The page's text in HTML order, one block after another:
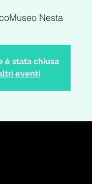
Nesta
è stata chiusa
eventi